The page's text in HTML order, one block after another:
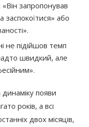
«Він запропонував
заспокоїтися» або
не підійшов темп
швидкий, але
появи
років, а всі
двох місяців,